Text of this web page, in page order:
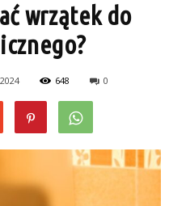
wrzątek do
648 0